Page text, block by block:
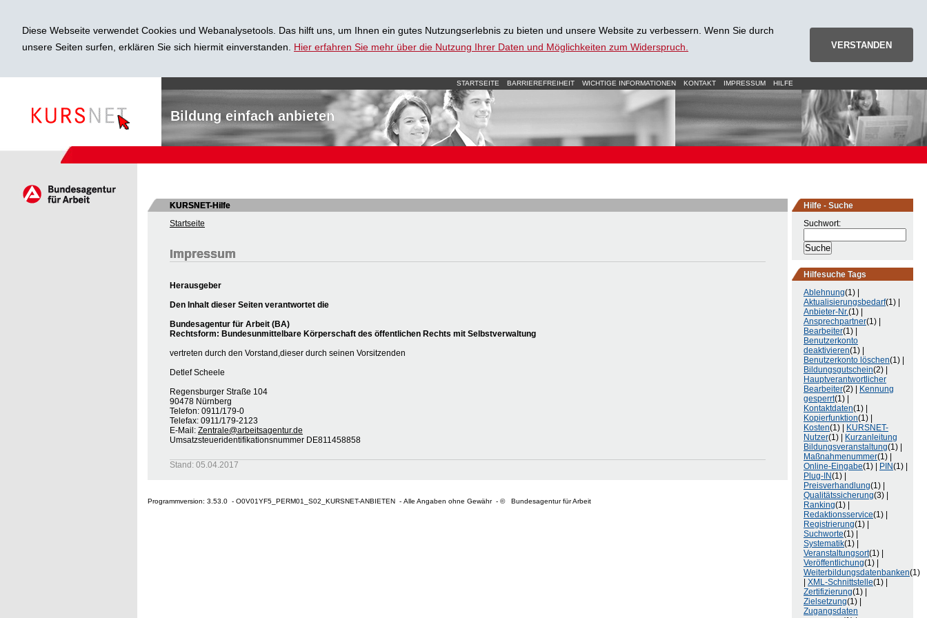
Diese Webseite verwendet Cookies und Webanalysetools. Das hilft uns, um Ihnen ein gutes Nutzungserlebnis zu bieten und unsere Website zu verbessern. Wenn Sie durch
unsere Seiten surfen, erklären Sie sich hiermit einverstanden. Hier erfahren Sie mehr über die Nutzung Ihrer Daten und Möglichkeiten zum Widerspruch. VERSTANDEN
STARTSEITE BARRIEREFREIHEIT WICHTIGE INFORMATIONEN KONTAKT IMPRESSUM HILFE
Bildung einfach anbieten
Hilfe - Suche
Suchwort:
Hilfesuche Tags
Ablehnung(1) |
Aktualisierungsbedarf(1) |
Anbieter-Nr.(1) |
Ansprechpartner(1) |
Bearbeiter(1) |
Benutzerkonto
deaktivieren(1) |
Benutzerkonto löschen(1) |
Bildungsgutschein(2) |
Hauptverantwortlicher
Bearbeiter(2) |
Kennung
gesperrt(1) |
Kontaktdaten(1) |
Kopierfunktion(1) |
Kosten(1) |
KURSNET-
Nutzer(1) |
Kurzanleitung
Bildungsveranstaltung(1) |
Maßnahmenummer(1) |
Online-Eingabe(1) | PIN(1) |
Plug-IN(1) |
Preisverhandlung(1) |
Qualitätssicherung(3) |
Ranking(1) |
Redaktionsservice(1) |
Registrierung(1) |
Suchworte(1) |
Systematik(1) |
Veranstaltungsort(1) |
Veröffentlichung(1) |
Weiterbildungsdatenbanken(1)
XML-Schnittstelle(1) |
Zertifizierung(1) |
Zielsetzung(1) |
Zugangsdaten
KURSNET-Hilfe
Startseite
Impressum
Herausgeber
Den Inhalt dieser Seiten verantwortet die
Bundesagentur für Arbeit (BA)
Rechtsform: Bundesunmittelbare Körperschaft des öffentlichen Rechts mit Selbstverwaltung
vertreten durch den Vorstand,dieser durch seinen Vorsitzenden
Detlef Scheele
Regensburger Straße 104
90478 Nürnberg
Telefon: 0911/179-0
Telefax: 0911/179-2123
E-Mail: Zentrale@arbeitsagentur.de
Umsatzsteueridentifikationsnummer DE811458858
Stand: 05.04.2017
Programmversion: 3.53.0 - O0V01YF5_PERM01_S02_KURSNET-ANBIETEN - Alle Angaben ohne Gewähr - © Bundesagentur für Arbeit